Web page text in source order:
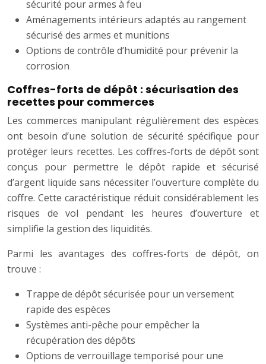
sécurité pour armes à feu
Aménagements intérieurs adaptés au rangement
sécurisé des armes et munitions
Options de contrôle d’humidité pour prévenir la
corrosion
Coffres-forts de dépôt : sécurisation des
recettes pour commerces
Les commerces manipulant régulièrement des espèces
ont besoin d’une solution de sécurité spécifique pour
protéger leurs recettes. Les coffres-forts de dépôt sont
conçus pour permettre le dépôt rapide et sécurisé
d’argent liquide sans nécessiter l’ouverture complète du
coffre. Cette caractéristique réduit considérablement les
risques de vol pendant les heures d’ouverture et
simplifie la gestion des liquidités.
Parmi les avantages des coffres-forts de dépôt, on
trouve :
Trappe de dépôt sécurisée pour un versement
rapide des espèces
Systèmes anti-pêche pour empêcher la
récupération des dépôts
Options de verrouillage temporisé pour une